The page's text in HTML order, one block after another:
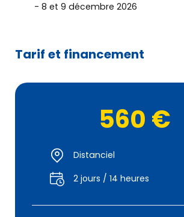
mon entreprise
Développer
mon entreprise
Agenda
8 et 9 décembre 2026
Tarif et financement
560 €
Distanciel
2 jours / 14 heures